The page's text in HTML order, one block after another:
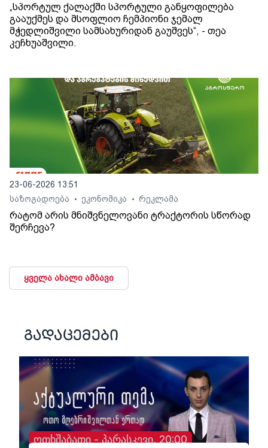
„სპორტულ ქალაქში სპორტული განყოფილება
გააუქმეს და მსოფლიო ჩემპიონი ჯემალ
მჭედლიშვილი სამსახურიდან გაუშვეს“, - თეა
კეჩხუაშვილი.
23-06-2026 13:51
საზოგადოება
• ეკონომიკა • რეკლამა
რატომ არის მნიშვნელოვანი ტრაქტორის სწორად
შერჩევა?
ყველა ახალი ამბავი
გადაცემები
ოთხშაბათი - პარასკევი, 20:00